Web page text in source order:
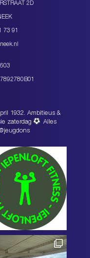
2D
73 91
1932. Ambitieus &
zaterdag
Alles